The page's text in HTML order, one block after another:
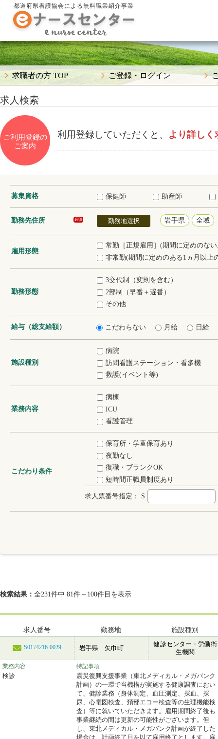
都道府県看護協会による無料職業紹介事業
求職者の方 TOP ご登録・ログイン
求人検索
ご利用登録の
ご案内
利用登録していただくと、 より詳しく
募集資格 保健師 助産師
勤務先住所 必須 勤務地選択 岩手県 全域
雇用形態
常勤［正規雇用］(期間に定めのな
非常勤(期間に定めのある1ヵ月以上
勤務形態
3交代制（変則を含む）
2部制（早番＋遅番）
その他
給与（総支給額） こだわらない 月給 日給
施設種別
病院
訪問看護ステーション・看多機
救護(イベント等)
業務内容
病棟
ICU
看護管理
こだわり条件
保育所・学童保育あり
夜勤なし
復職・ブランクOK
短時間正職員制度あり
求人票番号指定： S
検索結果： 全231件中 81件～100件目を表示
求人番号 勤務地 施設種別
S0174216-0029 岩手県 矢巾町
健診センター・労働衛
生機関
業務内容
検診
特記事項
震災復興支援事業（東北メディカル・メガバンク
計画）の一環で当機構が実施する健康調査におい
て、健診業務（身体測定、血圧測定、採血、採
尿、心電図検査、頚部エコー検査等の生理機能検
査）等に就いていただきます。雇用期間終了後も
事業継続の間は更新の可能性がございます。但
し、東北メディカル・メガバンク計画が終了した
場合は、計画終了日を以て雇用終了とします。雇